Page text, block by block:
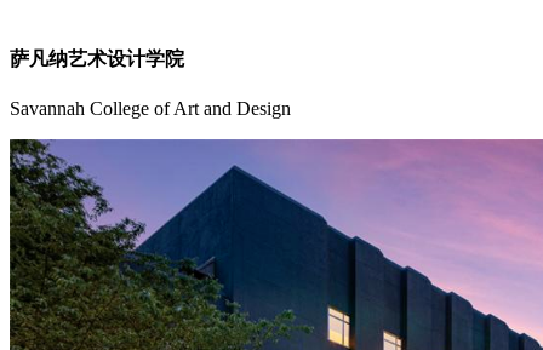
萨凡纳艺术设计学院
Savannah College of Art and Design